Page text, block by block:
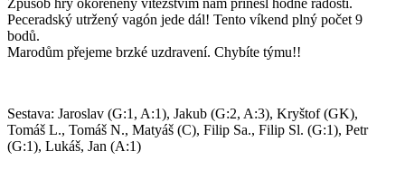
Peceradský utržený vagón jede dál! Tento víkend plný počet 9
bodů.
Marodům přejeme brzké uzdravení. Chybíte týmu!!
Sestava: Jaroslav (G:1, A:1), Jakub (G:2, A:3), Kryštof (GK),
Tomáš L., Tomáš N., Matyáš (C), Filip Sa., Filip Sl. (G:1), Petr
(G:1), Lukáš, Jan (A:1)